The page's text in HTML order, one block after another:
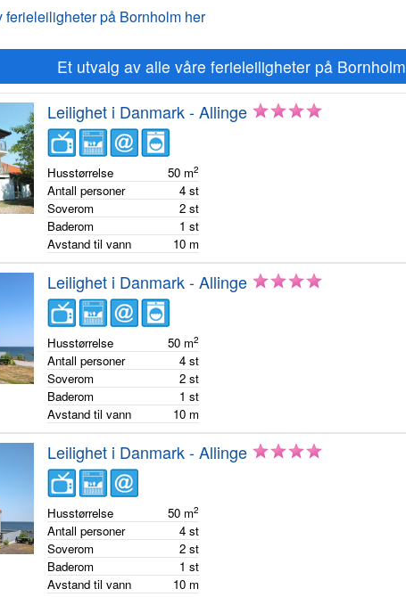
ferieleiligheter på Bornholm her
Et utvalg av alle våre ferieleiligheter på Bornholm
Leilighet i Danmark - Allinge
Husstørrelse 50 m2
Antall personer 4 st
Soverom
2 st
Baderom
1 st
Avstand til vann
10 m
Leilighet i Danmark - Allinge
Husstørrelse 50 m2
Antall personer 4 st
Soverom
2 st
Baderom
1 st
Avstand til vann
10 m
Leilighet i Danmark - Allinge
Husstørrelse 50 m2
Antall personer 4 st
Soverom
2 st
Baderom
1 st
Avstand til vann
10 m